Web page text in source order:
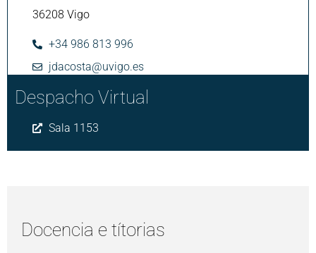
36208 Vigo
+34 986 813 996
jdacosta@uvigo.es
Despacho Virtual
Sala 1153
Docencia e títorias